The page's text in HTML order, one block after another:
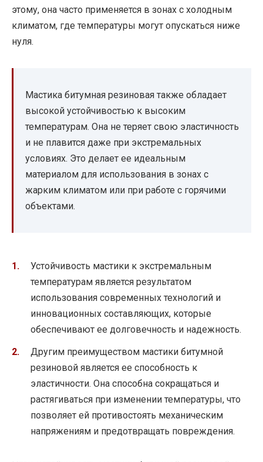
этому, она часто применяется в зонах с холодным
климатом, где температуры могут опускаться ниже
нуля.
Мастика битумная резиновая также обладает
высокой устойчивостью к высоким
температурам. Она не теряет свою эластичность
и не плавится даже при экстремальных
условиях. Это делает ее идеальным
материалом для использования в зонах с
жарким климатом или при работе с горячими
объектами.
Устойчивость мастики к экстремальным
температурам является результатом
использования современных технологий и
инновационных составляющих, которые
обеспечивают ее долговечность и надежность.
Другим преимуществом мастики битумной
резиновой является ее способность к
эластичности. Она способна сокращаться и
растягиваться при изменении температуры, что
позволяет ей противостоять механическим
напряжениям и предотвращать повреждения.